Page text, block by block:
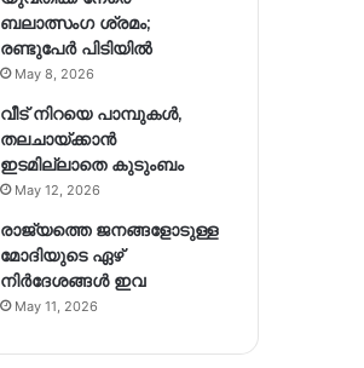
ബലാത്സംഗ​ ശ്രമം;
രണ്ടുപേർ പിടിയിൽ
May 8, 2026
വീട് നിറയെ പാമ്പുകൾ,
തലചായ്ക്കാൻ
ഇടമില്ലാതെ കുടുംബം
May 12, 2026
രാജ്യത്തെ ജനങ്ങളോടുള്ള
മോദിയുടെ ഏഴ്
നിര്‍ദേശങ്ങള്‍ ഇവ
May 11, 2026